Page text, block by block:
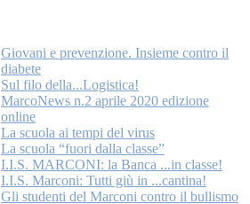
Giovani e prevenzione. Insieme contro il
diabete
Sul filo della...Logistica!
MarcoNews n.2 aprile 2020 edizione
online
La scuola ai tempi del virus
La scuola “fuori dalla classe”
I.I.S. MARCONI: la Banca ...in classe!
I.I.S. Marconi: Tutti giù in ...cantina!
Gli studenti del Marconi contro il bullismo